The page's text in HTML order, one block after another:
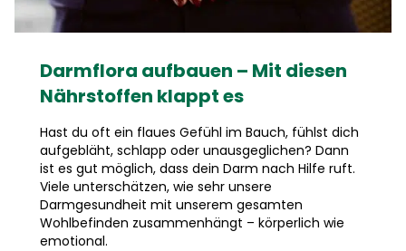
Darmflora aufbauen – Mit diesen
Nährstoffen klappt es
Hast du oft ein flaues Gefühl im Bauch, fühlst dich
aufgebläht, schlapp oder unausgeglichen? Dann
ist es gut möglich, dass dein Darm nach Hilfe ruft.
Viele unterschätzen, wie sehr unsere
Darmgesundheit mit unserem gesamten
Wohlbefinden zusammenhängt – körperlich wie
emotional.